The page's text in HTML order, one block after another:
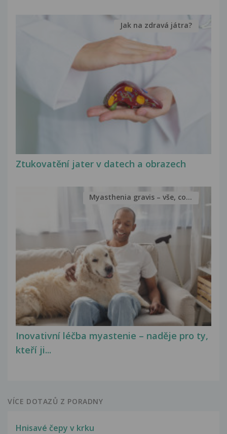
Ztukovatění jater v datech a obrazech
Jak na zdravá játra?
Inovativní léčba myastenie – naděje pro ty,
kteří ji...
Myasthenia gravis – vše, co...
VÍCE DOTAZŮ Z PORADNY
Hnisavé čepy v krku